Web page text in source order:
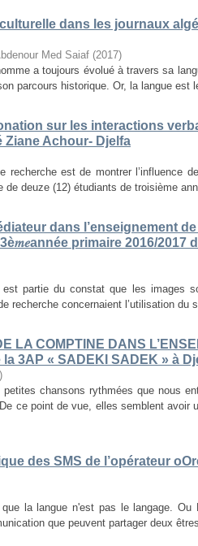
dans les journaux
Med Saiaf (2017)
a toujours évolué à travers sa
parcours historique. Or, la langue
sur les interactions
Ziane Achour- Djelfa
recherche est de montrer l’influence
de deuze (12) étudiants de troisième
dans l’enseignement
primaire 2016/2017
partie du constat que les images
recherche concernaient l’utilisation du
LA COMPTINE DANS
3AP « SADEKI SADEK » à
)
chansons rythmées que nous
ce point de vue, elles semblent avoir
des SMS de l’opérateur
la langue n'est pas le langage. Ou
que peuvent partager deux